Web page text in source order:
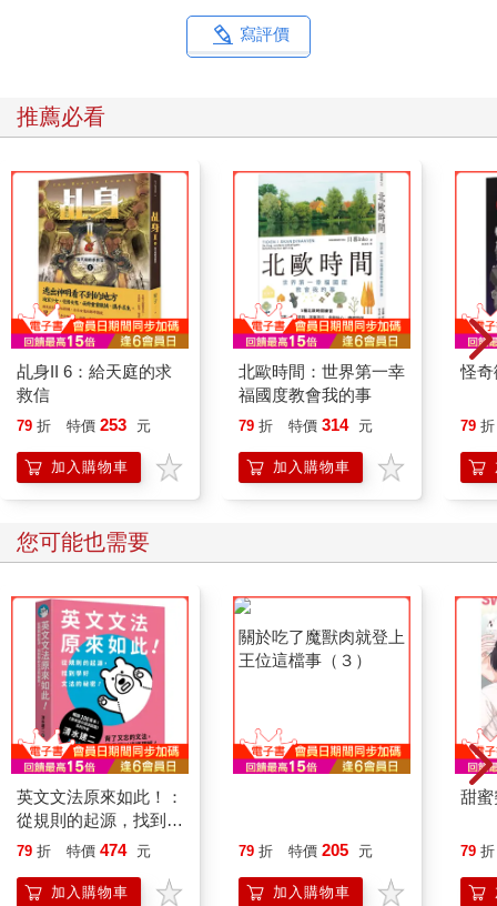
寫評價
推薦必看
乩身II 6：給天庭的求
救信
79 折 特價 253 元
加入購物車
北歐時間：世界第一幸
福國度教會我的事
79 折 特價 314 元
加入購物車
怪
79 折
您可能也需要
英文文法原來如此！：
從規則的起源，找到學
好文法的祕密！
79 折 特價 474 元
加入購物車
79 折 特價 205 元
加入購物車
甜
79 折